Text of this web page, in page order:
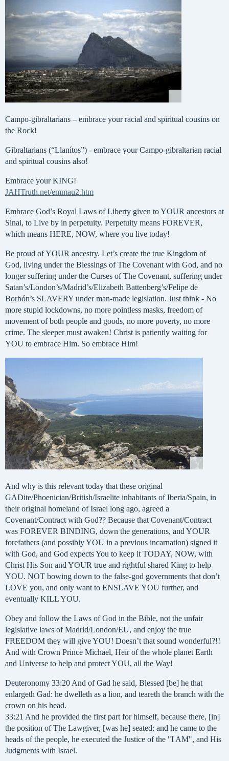
Campo-gibraltarians – embrace your racial and spiritual cousins on
the Rock!
Gibraltarians (“Llanítos”) - embrace your Campo-gibraltarian racial
and spiritual cousins also!
Embrace your KING!
JAHTruth.net/emmau2.htm
Embrace God’s Royal Laws of Liberty given to YOUR ancestors at
Sinai, to Live by in perpetuity. Perpetuity means FOREVER,
which means HERE, NOW, where you live today!
Be proud of YOUR ancestry. Let’s create the true Kingdom of
God, living under the Blessings of The Covenant with God, and no
longer suffering under the Curses of The Covenant, suffering under
Satan’s/London’s/Madrid’s/Elizabeth Battenberg’s/Felipe de
Borbón’s SLAVERY under man-made legislation. Just think - No
more stupid lockdowns, no more pointless masks, freedom of
movement of both people and goods, no more poverty, no more
crime. The sleeper must awaken! Christ is patiently waiting for
YOU to embrace Him. So embrace Him!
And why is this relevant today that these original
GADite/Phoenician/British/Israelite inhabitants of Iberia/Spain, in
their original homeland of Israel long ago, agreed a
Covenant/Contract with God?? Because that Covenant/Contract
was FOREVER BINDING, down the generations, and YOUR
forefathers (and possibly YOU in a previous incarnation) signed it
with God, and God expects You to keep it TODAY, NOW, with
Christ His Son and YOUR true and rightful shared King to help
YOU. NOT bowing down to the false-god governments that don’t
LOVE you, and only want to ENSLAVE YOU further, and
eventually KILL YOU.
Obey and follow the Laws of God in the Bible, not the unfair
legislative laws of Madrid/London/EU, and enjoy the true
FREEDOM they will give YOU! Doesn’t that sound wonderful?!!
And with Crown Prince Michael, Heir of the whole planet Earth
and Universe to help and protect YOU, all the Way!
Deuteronomy 33:20 And of Gad he said, Blessed [be] he that
enlargeth Gad: he dwelleth as a lion, and teareth the branch with the
crown on his head.
33:21 And he provided the first part for himself, because there, [in]
the position of The Lawgiver, [was he] seated; and he came to the
heads of the people, he executed the Justice of the "I AM", and His
Judgments with Israel.